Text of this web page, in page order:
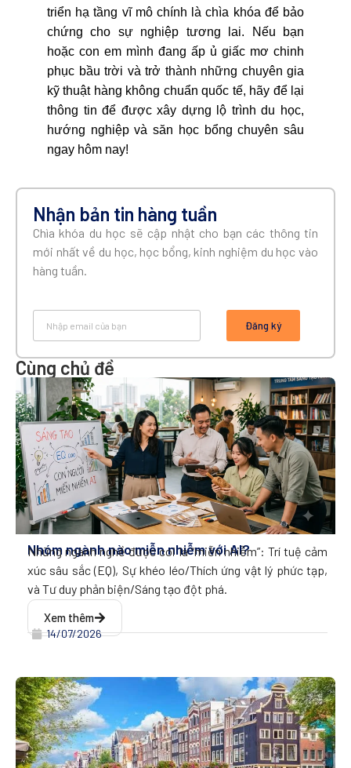
triển hạ tầng vĩ mô chính là chìa khóa để bảo
chứng cho sự nghiệp tương lai. Nếu bạn
hoặc con em mình đang ấp ủ giấc mơ chinh
phục bầu trời và trở thành những chuyên gia
kỹ thuật hàng không chuẩn quốc tế, hãy để lại
thông tin để được xây dựng lộ trình du học,
hướng nghiệp và săn học bổng chuyên sâu
ngay hôm nay!
Nhận bản tin hàng tuần
Chìa khóa du học sẽ cập nhật cho bạn các thông tin
mới nhất về du học, học bổng, kinh nghiệm du học vào
hàng tuần.
Đăng ký
Cùng chủ đề
Nhóm ngành nào miễn nhiễm với AI?
Những ngành nghề được coi là “miễn nhiễm”: Trí tuệ cảm
xúc sâu sắc (EQ), Sự khéo léo/Thích ứng vật lý phức tạp,
và Tư duy phản biện/Sáng tạo đột phá.
Xem thêm
14/07/2026